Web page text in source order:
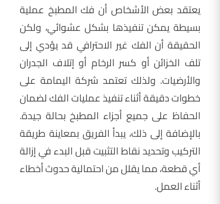
يعتقد بعض الأشخاص أن فك المطبخ عملية
بسيطة يمكن تنفيذها بشكل عشوائي، ولكن
الحقيقة أن الفك غير الاحترافي قد يؤدي إلى
تلف الخزائن أو كسر الرخام أو إتلاف الجدران
والأرضيات. ولذلك تعتمد شركة اليمامة على
خطوات دقيقة أثناء تنفيذ عمليات الفك لضمان
الحفاظ على جميع أجزاء المطبخ بحالة جيدة.
بالإضافة إلى ذلك، يبدأ الفريق بمعاينة طريقة
التركيب وتحديد نقاط التثبيت قبل البدء في إزالة
أي قطعة، مما يقلل من احتمالية حدوث أخطاء
أثناء العمل.